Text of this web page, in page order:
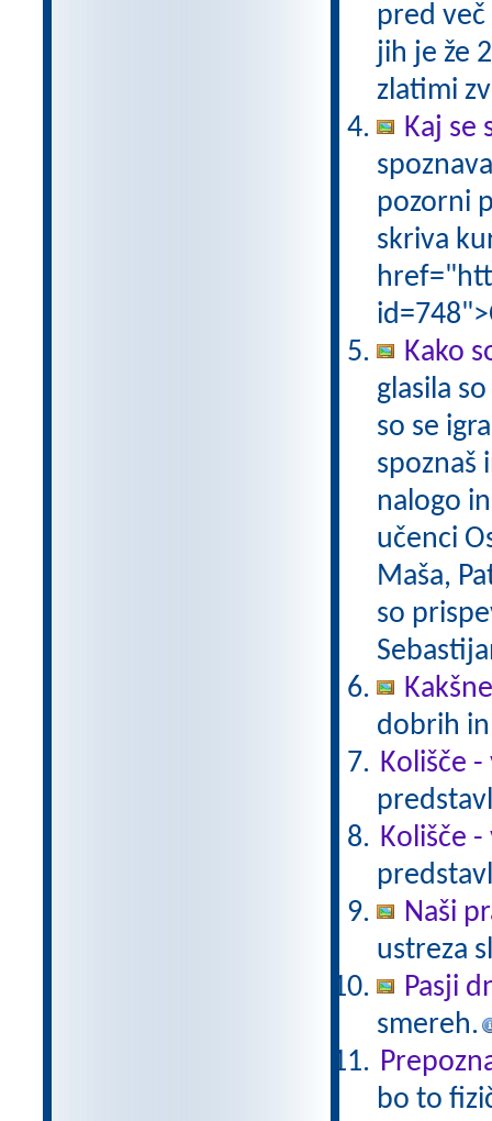
pred
jih je že
zlatimi
Kaj se
pozorni
skriva
Kako
glasila
so se
spoznaš
nalogo
učenci
Maša,
so
dobrih
Kolišče
Kolišče
Naši
ustreza
Pasji
smereh.
bo to